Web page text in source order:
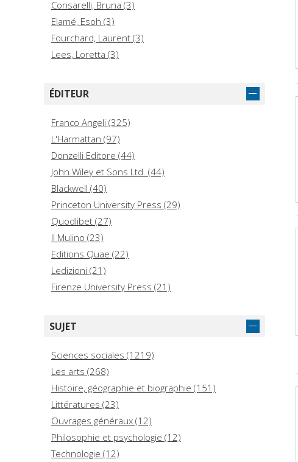
Consarelli, Bruna (3)
Elamé, Esoh (3)
Fourchard, Laurent (3)
Lees, Loretta (3)
Tabor, Davide, editor (3)
Aalbers, Manuel B. (2)
Amin, Ash. (2)
Andrusz, Gregory (2)
Arbaci, Sonia (2)
Banos, Arnaud (2)
Bertuglia, Cristoforo Sergio, 1931- (2)
ÉDITEUR
Franco Angeli (325)
L'Harmattan (97)
Donzelli Editore (44)
John Wiley et Sons Ltd. (44)
Blackwell (40)
Princeton University Press (29)
Quodlibet (27)
Il Mulino (23)
Editions Quae (22)
Ledizioni (21)
Firenze University Press (21)
Lexington Books (20)
Polity Press (15)
Zed Books (14)
Leo S. Olschki (14)
École Française de Rome (14)
Viella (14)
Berghahn Books (14)
SUJET
Sciences sociales (1219)
Les arts (268)
Histoire, géographie et biographie (151)
Littératures (23)
Ouvrages généraux (12)
Philosophie et psychologie (12)
Technologie (12)